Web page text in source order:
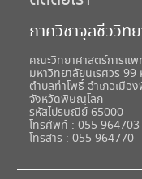
ภาควิชาจุลชีววิท
คณะวิทยาศาสตร์การแ
มหาวิทยาลัยนเรศวร 99
ตำบลท่าโพธิ์ อำเภอเมือ
จังหวัดพิษณุโลก
รหัสไปรษณีย์ 65000
โทรศัพท์ : 055 964703
โทรสาร : 055 964770